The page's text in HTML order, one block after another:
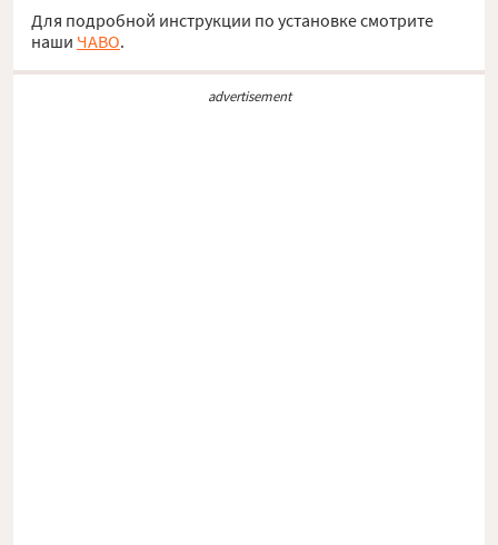
Для подробной инструкции по установке смотрите
наши ЧАВО.
advertisement